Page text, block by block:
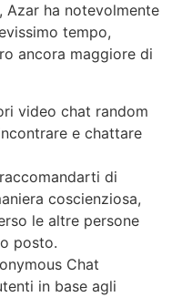
Azar ha notevolmente
tempo,
ancora maggiore di
video chat random
e chattare
di
coscienziosa,
le altre persone
posto.
Chat
in base agli